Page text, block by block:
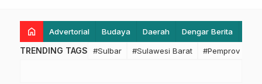
home Advertorial Budaya Daerah Dengar Berita
TRENDING TAGS #Sulbar #Sulawesi Barat #Pemprov